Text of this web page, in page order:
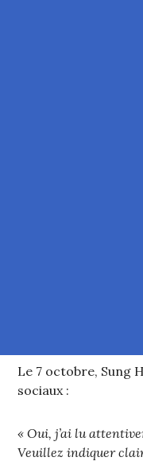
Le 7 octobre, Sung
sociaux :
« Oui, j’ai lu
Veuillez indiquer